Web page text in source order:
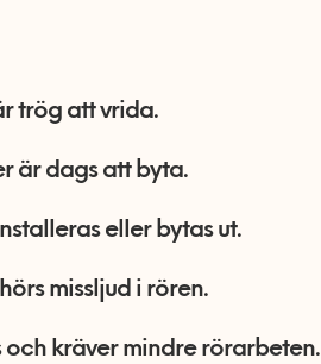
trög att vrida.
är dags att byta.
eller bytas ut.
missljud i rören.
kräver mindre rörarbeten.